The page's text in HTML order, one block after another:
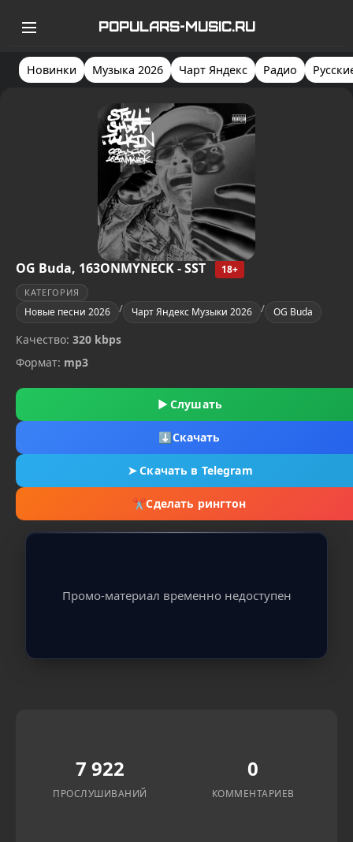
POPULARS-MUSIC.RU
Новинки Музыка 2026 Чарт Яндекс Радио
OG Buda, 163ONMYNECK - SST 18+
КАТЕГОРИЯ
Новые песни 2026 / Чарт Яндекс Музыки 2026 / OG Buda
Качество: 320 kbps
Формат: mp3
▶ Слушать
⬇Скачать
➤Скачать в Telegram
✂Сделать рингтон
Промо-материал временно недоступен
7 922
ПРОСЛУШИВАНИЙ
0
КОММЕНТАРИЕВ